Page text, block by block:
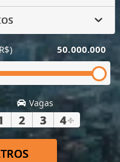
50.000.000
Vagas
2 3 4+